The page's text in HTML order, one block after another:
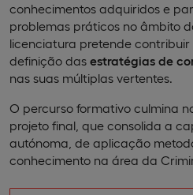
conhecimentos adquiridos e
problemas práticos no âmbito
licenciatura pretende
definição das estratégias de
nas suas múltiplas vertentes.
O percurso formativo culmina
projeto final, que consolida a
autónoma, de aplicação
conhecimento na área da